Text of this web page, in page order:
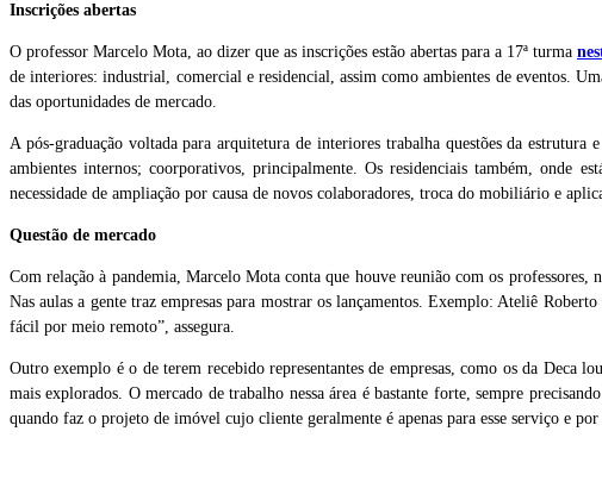
Inscrições abertas
O professor Marcelo Mota, ao dizer que as inscrições estão abertas para a 17ª turma
de interiores: industrial, comercial e residencial, assim como ambientes de eventos.
das oportunidades de mercado.
A pós-graduação voltada para arquitetura de interiores trabalha questões da
ambientes internos; coorporativos, principalmente. Os residenciais também, onde
necessidade de ampliação por causa de novos colaboradores, troca do mobiliário e
Questão de mercado
Com relação à pandemia, Marcelo Mota conta que houve reunião com os professores,
Nas aulas a gente traz empresas para mostrar os lançamentos. Exemplo: Ateliê
fácil por meio remoto”, assegura.
Outro exemplo é o de terem recebido representantes de empresas, como os da Deca
mais explorados. O mercado de trabalho nessa área é bastante forte, sempre
quando faz o projeto de imóvel cujo cliente geralmente é apenas para esse serviço e